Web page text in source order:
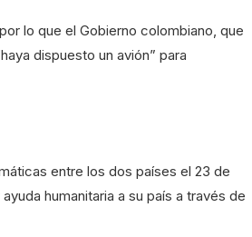
lo que el Gobierno colombiano, que
dispuesto un avión” para
entre los dos países el 23 de
humanitaria a su país a través de